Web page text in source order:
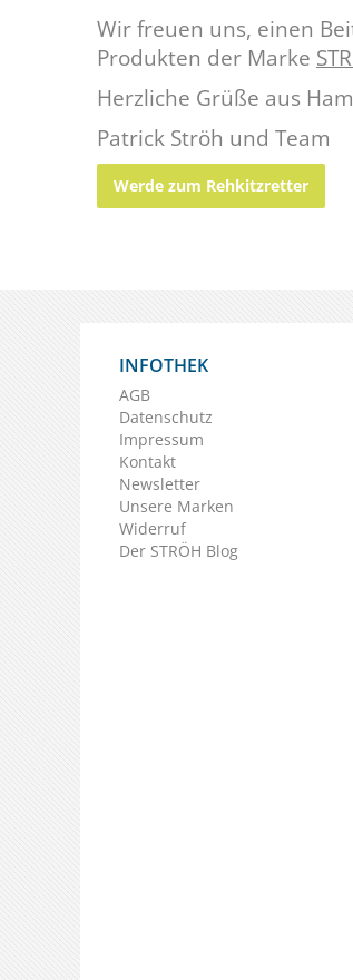
Wir freuen uns, einen
Produkten der Marke
Herzliche Grüße aus
Patrick Ströh und Team
Werde zum Rehkitzretter
INFOTHEK
AGB
Datenschutz
Impressum
Kontakt
Newsletter
Unsere Marken
Widerruf
Der STRÖH Blog